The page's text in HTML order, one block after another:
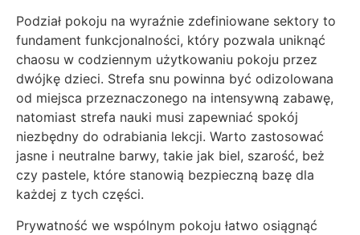
Podział pokoju na wyraźnie zdefiniowane sektory to
fundament funkcjonalności, który pozwala uniknąć
chaosu w codziennym użytkowaniu pokoju przez
dwójkę dzieci. Strefa snu powinna być odizolowana
od miejsca przeznaczonego na intensywną zabawę,
natomiast strefa nauki musi zapewniać spokój
niezbędny do odrabiania lekcji. Warto zastosować
jasne i neutralne barwy, takie jak biel, szarość, beż
czy pastele, które stanowią bezpieczną bazę dla
każdej z tych części.
Prywatność we wspólnym pokoju łatwo osiągnąć